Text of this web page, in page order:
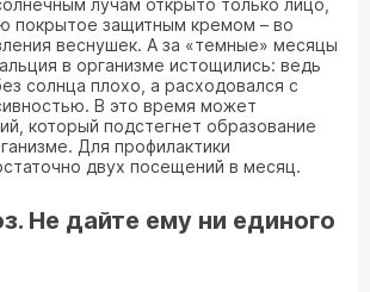
лучам открыто только лицо,
покрытое защитным кремом – во
веснушек. А за «темные» месяцы
в организме истощились: ведь
солнца плохо, а расходовался с
В это время может
который подстегнет образование
Для профилактики
двух посещений в месяц.
Не дайте ему ни единого